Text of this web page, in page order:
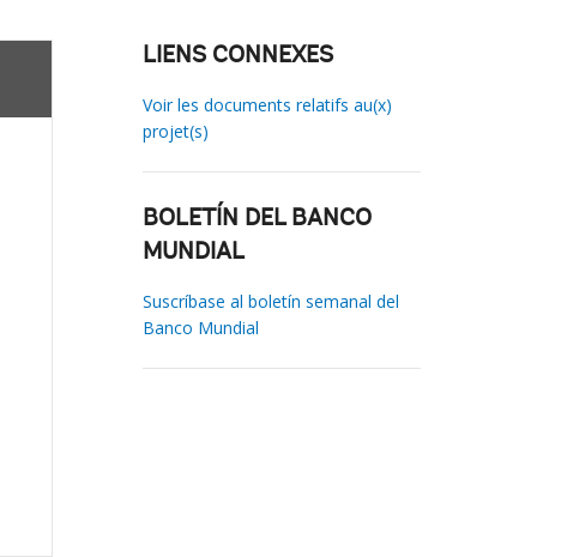
LIENS CONNEXES
Voir les documents relatifs au(x)
projet(s)
BOLETÍN DEL BANCO
MUNDIAL
Suscríbase al boletín semanal del
Banco Mundial